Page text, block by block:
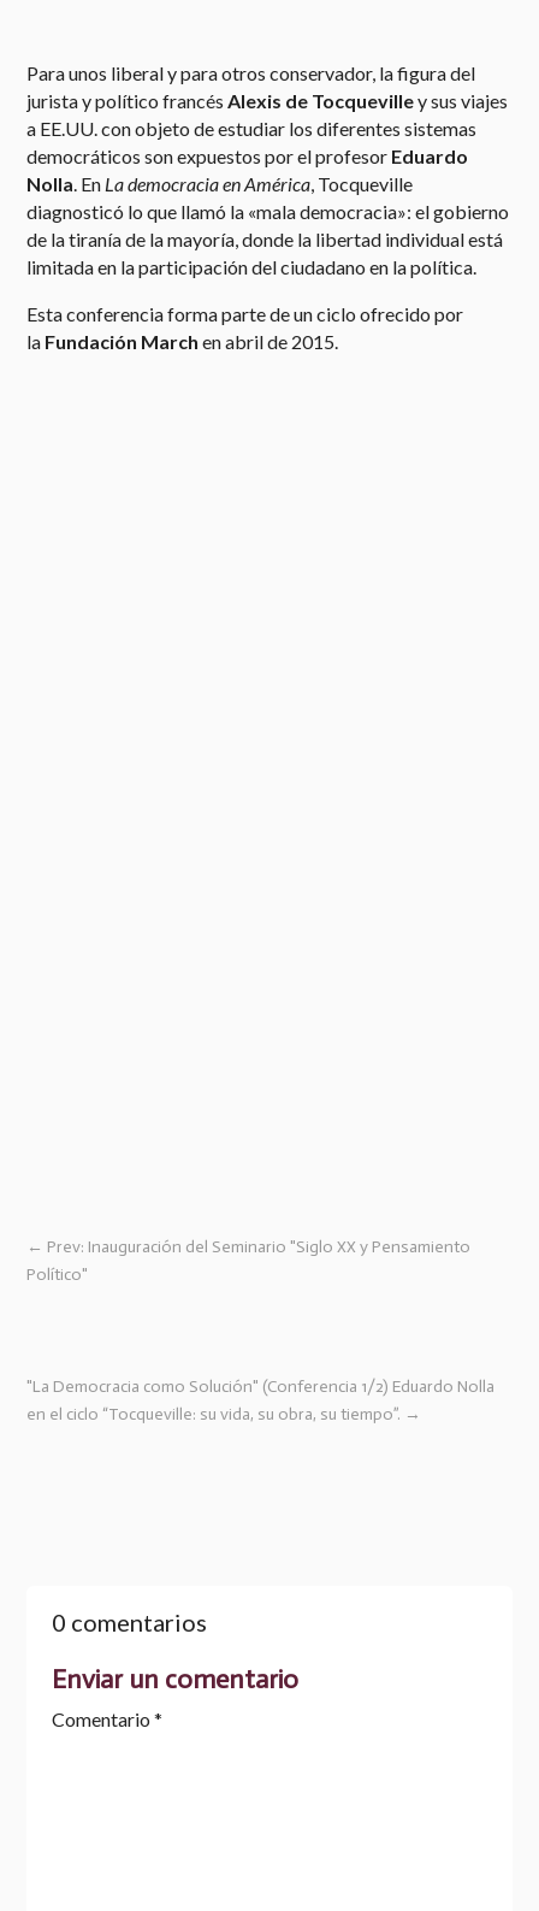
Para unos liberal y para otros conservador, la figura del
jurista y político francésAlexis de Tocquevilley sus viajes
a EE.UU. con objeto de estudiar los diferentes sistemas
democráticos son expuestos por el profesor Eduardo
Nolla. En La democracia en América, Tocqueville
diagnosticó lo que llamó la «mala democracia»: el gobierno
de la tiranía de la mayoría, donde la libertad individual está
limitada en la participación del ciudadano en la política.
Esta conferencia forma parte de un ciclo ofrecido por
la Fundación Marchen abril de 2015.
← Prev: Inauguración del Seminario "Siglo XX y Pensamiento
Político"
"La Democracia como Solución" (Conferencia 1/2) Eduardo Nolla
en el ciclo “Tocqueville: su vida, su obra, su tiempo”. →
0 comentarios
Enviar un comentario
Comentario *